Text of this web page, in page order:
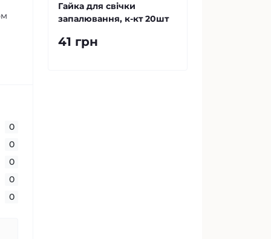
0
0
0
0
0
Гайка для свічки
запалювання, к-кт 20шт
41 грн